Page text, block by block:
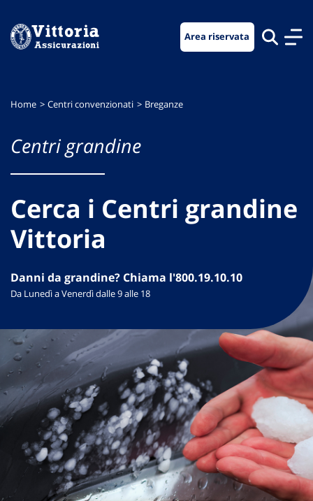
menu
contenuto
footer
Area riservata
Home Centri convenzionati Breganze
Centri grandine
Cerca i Centri grandine
Vittoria
Danni da grandine? Chiama l'800.19.10.10
Da Lunedì a Venerdì dalle 9 alle 18